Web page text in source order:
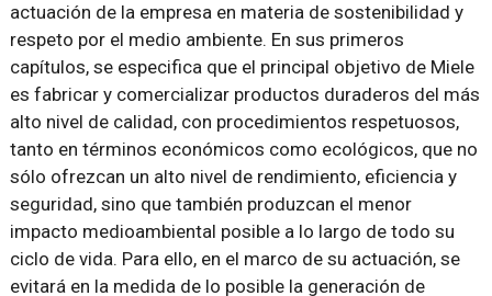
actuación de la empresa en materia de sostenibilidad y
respeto por el medio ambiente. En sus primeros
capítulos, se especifica que el principal objetivo de Miele
es fabricar y comercializar productos duraderos del más
alto nivel de calidad, con procedimientos respetuosos,
tanto en términos económicos como ecológicos, que no
sólo ofrezcan un alto nivel de rendimiento, eficiencia y
seguridad, sino que también produzcan el menor
impacto medioambiental posible a lo largo de todo su
ciclo de vida. Para ello, en el marco de su actuación, se
evitará en la medida de lo posible la generación de